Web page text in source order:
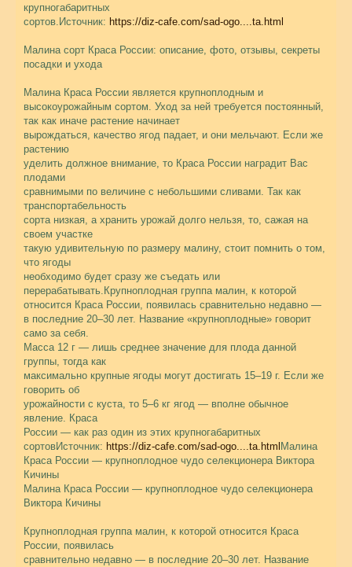
крупногабаритных
сортов.Источник: https://diz-cafe.com/sad-ogo....ta.html
Малина сорт Краса России: описание, фото, отзывы, секреты
посадки и ухода
Малина Краса России является крупноплодным и
высокоурожайным сортом. Уход за ней требуется постоянный,
так как иначе растение начинает
вырождаться, качество ягод падает, и они мельчают. Если же
растению
уделить должное внимание, то Краса России наградит Вас
плодами
сравнимыми по величине с небольшими сливами. Так как
транспортабельность
сорта низкая, а хранить урожай долго нельзя, то, сажая на
своем участке
такую удивительную по размеру малину, стоит помнить о том,
что ягоды
необходимо будет сразу же съедать или
перерабатывать.Крупноплодная группа малин, к которой
относится Краса России, появилась сравнительно недавно —
в последние 20–30 лет. Название «крупноплодные» говорит
само за себя.
Масса 12 г — лишь среднее значение для плода данной
группы, тогда как
максимально крупные ягоды могут достигать 15–19 г. Если же
говорить об
урожайности с куста, то 5–6 кг ягод — вполне обычное
явление. Краса
России — как раз один из этих крупногабаритных
сортовИсточник: https://diz-cafe.com/sad-ogo....ta.html Малина
Краса России — крупноплодное чудо селекционера Виктора
Кичины
Малина Краса России — крупноплодное чудо селекционера
Виктора Кичины
Крупноплодная группа малин, к которой относится Краса
России, появилась
сравнительно недавно — в последние 20–30 лет. Название